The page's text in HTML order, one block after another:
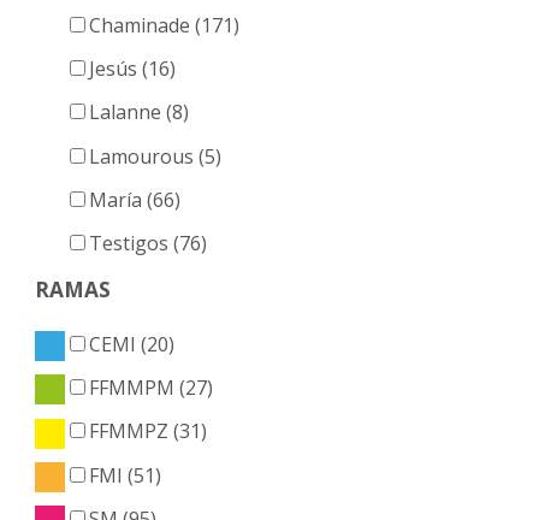
Chaminade (171)
Jesús (16)
Lalanne (8)
Lamourous (5)
María (66)
Testigos (76)
RAMAS
CEMI (20)
FFMMPM (27)
FFMMPZ (31)
FMI (51)